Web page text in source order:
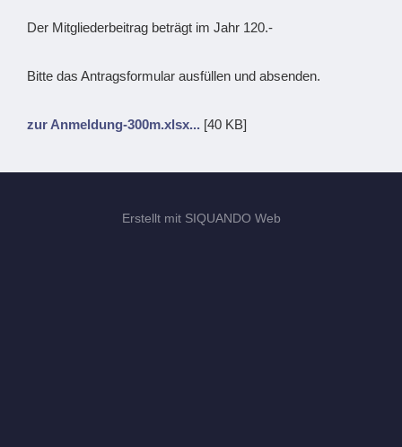
Der Mitgliederbeitrag beträgt im Jahr 120.-
Bitte das Antragsformular ausfüllen und absenden.
zur Anmeldung-300m.xlsx... [40 KB]
Erstellt mit SIQUANDO Web